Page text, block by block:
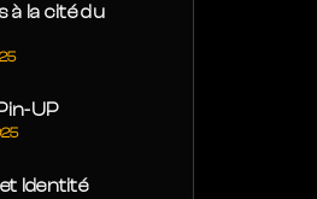
à la cité du
UP
Identité